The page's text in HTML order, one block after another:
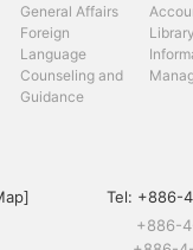
General Affairs
Foreign
Language
Counseling and
Guidance
Library
] Tel: +886-
+886-